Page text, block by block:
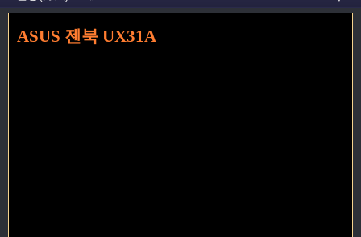
홈» asus 꼬리가 달린 글
ASUS 젠북 UX31A